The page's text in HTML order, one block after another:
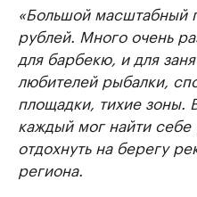
«Большой масштабный
рублей. Много очень
для барбекю, и для
любителей рыбалки,
площадки, тихие зоны.
каждый мог найти
отдохнуть на берегу
региона.